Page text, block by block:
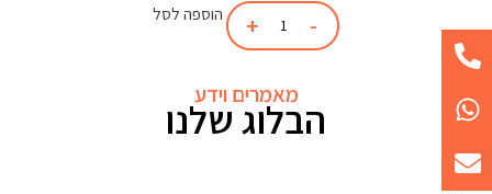
הוספה לסל
מאמרים וידע
הבלוג שלנו